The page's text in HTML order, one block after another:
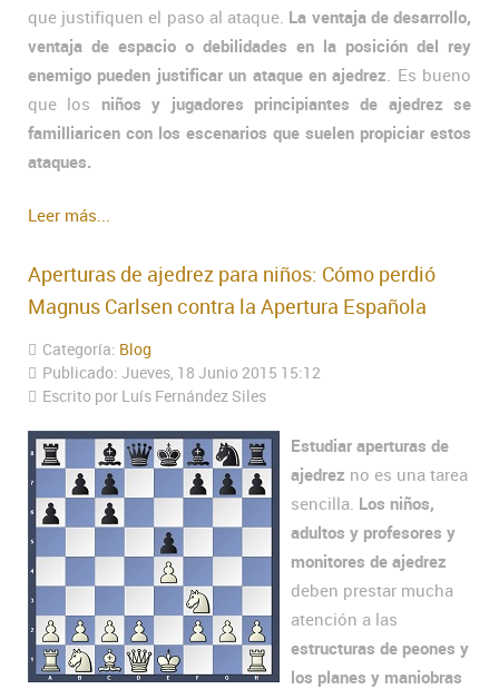
que justifiquen el paso al ataque. La ventaja de desarrollo,
ventaja de espacio o debilidades en la posición del rey
enemigo pueden justificar un ataque en ajedrez . Es bueno
que los niños y jugadores principiantes de ajedrez se
familliaricen con los escenarios que suelen propiciar estos
ataques.
Leer más...
Aperturas de ajedrez para niños: Cómo perdió
Magnus Carlsen contra la Apertura Española
Categoría: Blog
Publicado: Jueves, 18 Junio 2015 15:12
Escrito por Luís Fernández Siles
Estudiar aperturas de
ajedrez no es una tarea
sencilla. Los niños,
adultos y profesores y
monitores de ajedrez
deben prestar mucha
atención a las
estructuras de peones y
los planes y maniobras